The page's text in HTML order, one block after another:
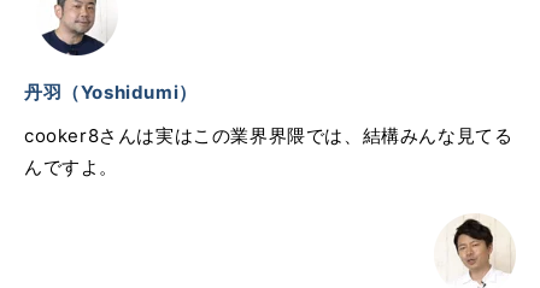
丹羽（Yoshidumi）
cooker8さんは実はこの業界界隈では、結構みんな見てる
んですよ。